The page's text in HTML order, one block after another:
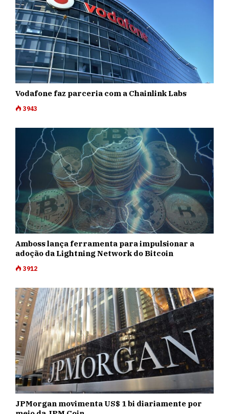
Vodafone faz parceria com a Chainlink Labs
3943
Amboss lança ferramenta para impulsionar a
adoção da Lightning Network do Bitcoin
3912
JPMorgan movimenta US$ 1 bi diariamente por